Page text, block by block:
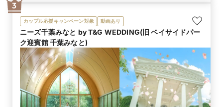
が煌めくピンクのカラードレスをセレクト。動くた
びに光を受けて輝く華やかな一着が、披露宴をより
一層華やかに彩りました。
カップル応援キャンペーン対象 動画あり
ニーズ千葉みなと by T&G WEDDING(旧 ベイサイドパー
ク迎賓館 千葉みなと)
3